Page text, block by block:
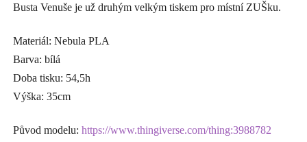
Busta Venuše je už druhým velkým tiskem pro místní ZUŠku.
Materiál: Nebula PLA
Barva: bílá
Doba tisku: 54,5h
Výška: 35cm
Původ modelu: https://www.thingiverse.com/thing:3988782